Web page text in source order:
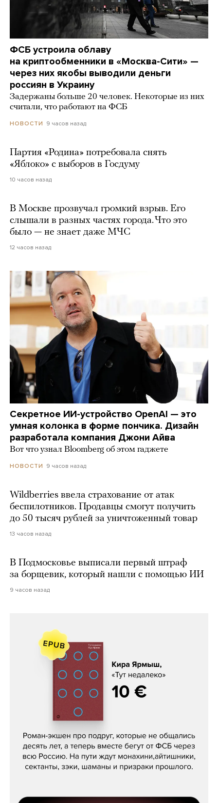
ФСБ устроила облаву
на криптообменники в «Москва-Сити» —
через них якобы выводили деньги
россиян в Украину
Задержаны больше 20 человек. Некоторые из них
считали, что работают на ФСБ
НОВОСТИ 9 часов назад
Партия «Родина» потребовала снять
«Яблоко» с выборов в Госдуму
10 часов назад
В Москве прозвучал громкий взрыв. Его
слышали в разных частях города. Что это
было — не знает даже МЧС
12 часов назад
Секретное ИИ-устройство OpenAI — это
умная колонка в форме пончика. Дизайн
разработала компания Джони Айва
Вот что узнал Bloomberg об этом гаджете
НОВОСТИ 9 часов назад
Wildberries ввела страхование от атак
беспилотников. Продавцы смогут получить
до 50 тысяч рублей за уничтоженный товар
13 часов назад
В Подмосковье выписали первый штраф
за борщевик, который нашли с помощью ИИ
9 часов назад
Кира Ярмыш, «Тут недалеко»